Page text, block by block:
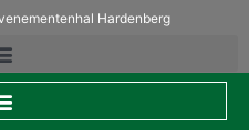
Hardenberg